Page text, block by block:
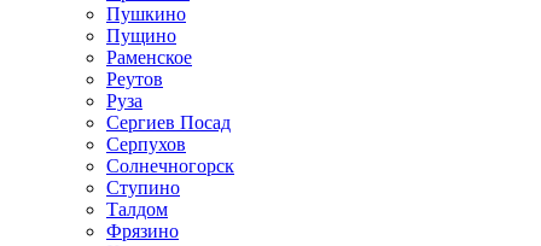
Пушкино
Пущино
Раменское
Реутов
Руза
Сергиев Посад
Серпухов
Солнечногорск
Ступино
Талдом
Фрязино